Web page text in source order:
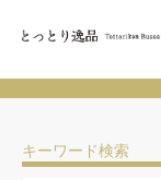
キーワード検索